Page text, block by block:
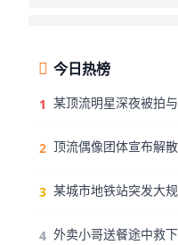
今日热榜
1 某顶流明星深夜被拍
2 顶流偶像团体宣布解
3 某城市地铁站突发大
4 外卖小哥送餐途中救